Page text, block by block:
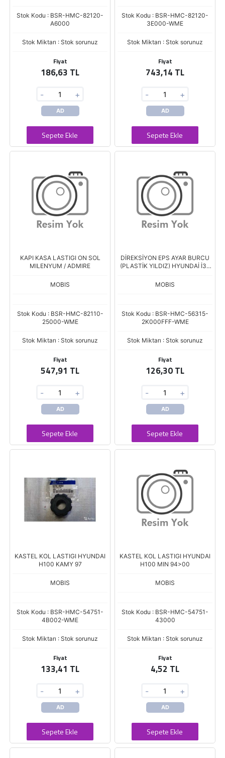
Stok Kodu : BSR-HMC-82120-
A6000
Stok Miktarı : Stok sorunuz
Fiyat
186,63 TL
- +
AD
Sepete Ekle
Stok Kodu : BSR-HMC-82120-
3E000-WME
Stok Miktarı : Stok sorunuz
Fiyat
743,14 TL
- +
AD
Sepete Ekle
KAPI KASA LASTIGI ON SOL
MILENYUM / ADMIRE
MOBIS
Stok Kodu : BSR-HMC-82110-
25000-WME
Stok Miktarı : Stok sorunuz
Fiyat
547,91 TL
- +
AD
Sepete Ekle
DİREKSİYON EPS AYAR BURCU
(PLASTİK YILDIZ) HYUNDAİ İ30
MOBIS
Stok Kodu : BSR-HMC-56315-
2K000FFF-WME
Stok Miktarı : Stok sorunuz
Fiyat
126,30 TL
- +
AD
Sepete Ekle
KASTEL KOL LASTIGI HYUNDAI
H100 KAMY 97
MOBIS
Stok Kodu : BSR-HMC-54751-
4B002-WME
Stok Miktarı : Stok sorunuz
Fiyat
133,41 TL
- +
AD
Sepete Ekle
KASTEL KOL LASTIGI HYUNDAI
H100 MIN 94>00
MOBIS
Stok Kodu : BSR-HMC-54751-
43000
Stok Miktarı : Stok sorunuz
Fiyat
4,52 TL
- +
AD
Sepete Ekle